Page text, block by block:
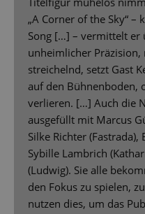
„A Corner of the Sky“ –
Song […] – vermittelt
unheimlicher
streichelnd, setzt Gast
auf den Bühnenboden,
verlieren. […] Auch die
ausgefüllt mit Marcus
Silke Richter
Sybille Lambrich
(Ludwig). Sie alle
den Fokus zu spielen,
nutzen dies, um das